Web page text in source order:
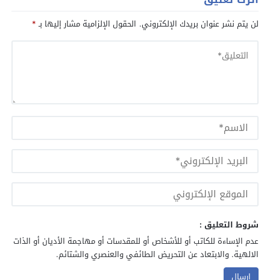
لن يتم نشر عنوان بريدك الإلكتروني. الحقول الإلزامية مشار إليها بـ*
شروط التعليق :
عدم الإساءة للكاتب أو للأشخاص أو للمقدسات أو مهاجمة الأديان أو الذات
الالهية. والابتعاد عن التحريض الطائفي والعنصري والشتائم.